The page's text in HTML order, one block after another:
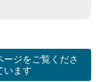
ジをご覧くださ
います